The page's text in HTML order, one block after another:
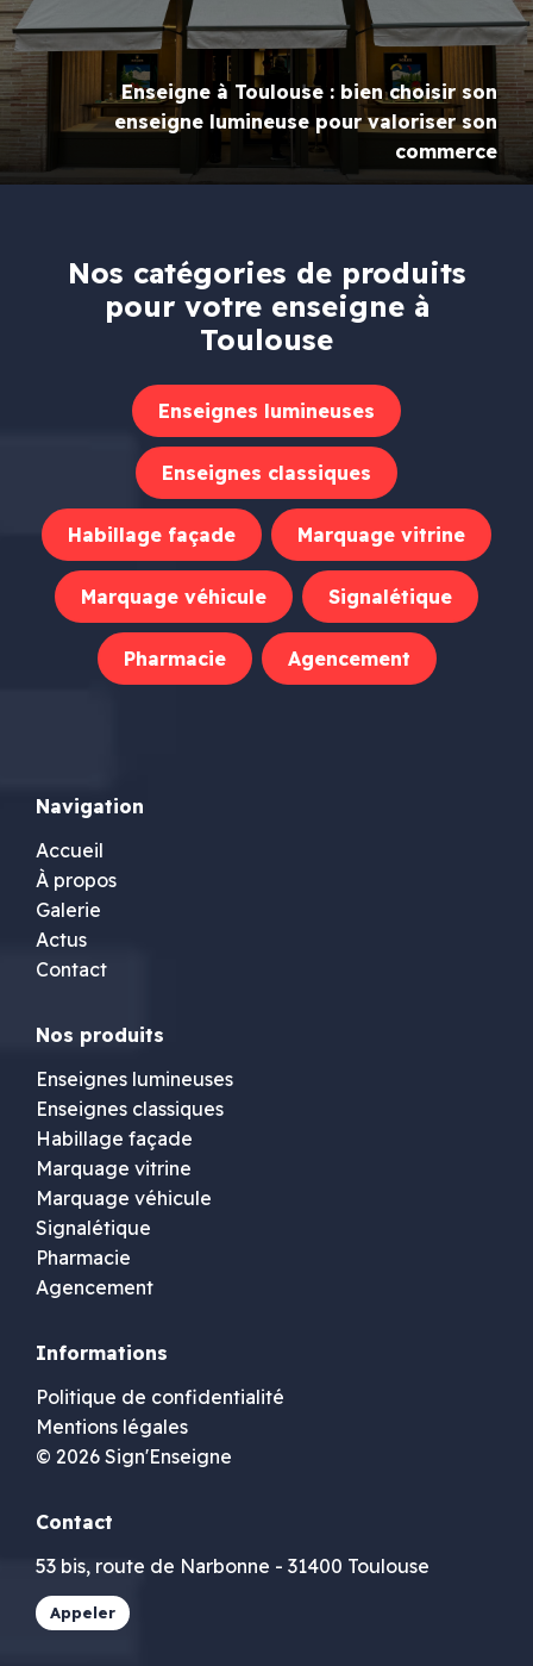
Enseigne à Toulouse : bien choisir son
enseigne lumineuse pour valoriser son
commerce
Nos catégories de produits
pour votre enseigne à
Toulouse
Enseignes lumineuses
Enseignes classiques
Habillage façade Marquage vitrine
Marquage véhicule Signalétique
Pharmacie Agencement
Navigation
Accueil
À propos
Galerie
Actus
Contact
Nos produits
Enseignes lumineuses
Enseignes classiques
Habillage façade
Marquage vitrine
Marquage véhicule
Signalétique
Pharmacie
Agencement
Informations
Politique de confidentialité
Mentions légales
© 2026 Sign'Enseigne
Contact
53 bis, route de Narbonne - 31400 Toulouse
Appeler